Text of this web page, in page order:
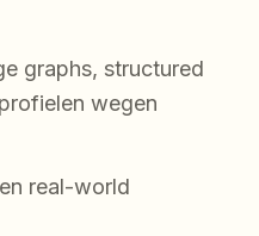
graphs, structured
wegen
real-world